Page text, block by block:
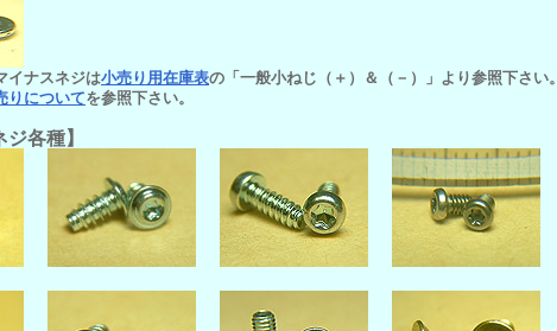
イナスネジは小売り用在庫表の「一般小ねじ（＋）＆（－）」より参照下さい。
りについてを参照下さい。
ジ各種】